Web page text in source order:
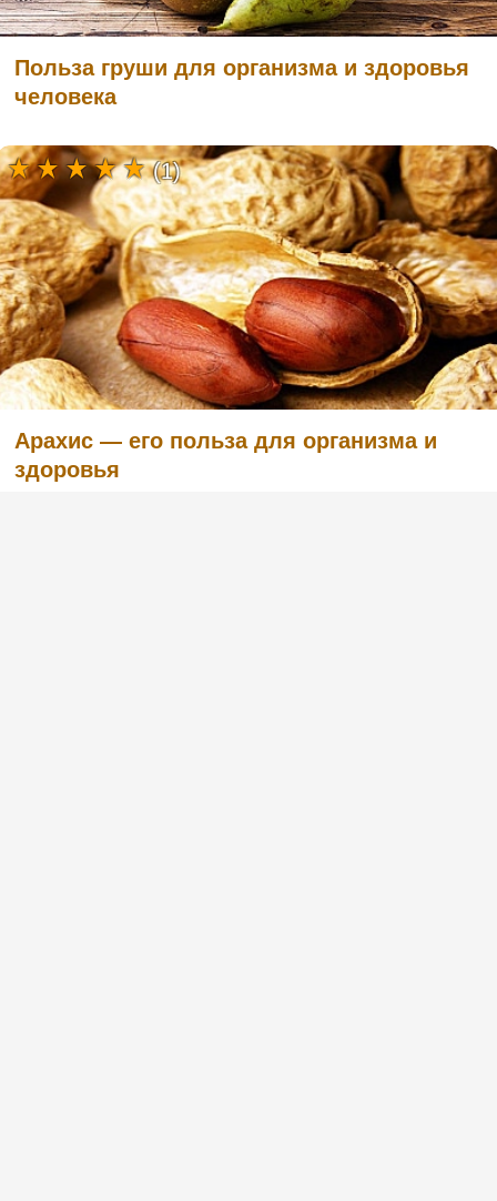
Польза груши для организма и здоровья
человека
Арахис — его польза для организма и
здоровья
(1)